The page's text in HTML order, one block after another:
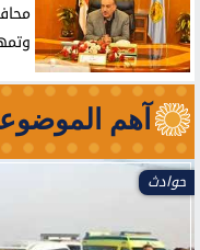
آهم
حوادث